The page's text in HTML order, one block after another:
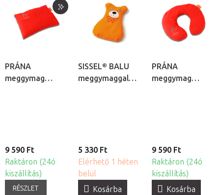
PRÁNA
meggymag
9 590 Ft
Raktáron (24ó
kiszállítás)
RÉSZLET
SISSEL® BALU
meggymaggal
5 330 Ft
Elérhető 1 héten
belül
Kosárba
PRÁNA
meggymag
9 590 Ft
Raktáron (24ó
kiszállítás)
Kosárba